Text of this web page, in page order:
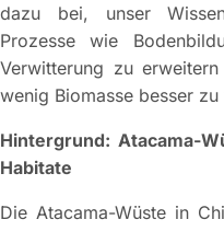
dazu bei, unser
Prozesse wie
Verwitterung zu
wenig Biomasse besser zu
Hintergrund: Atacama-
Habitate
Die Atacama-Wüste in